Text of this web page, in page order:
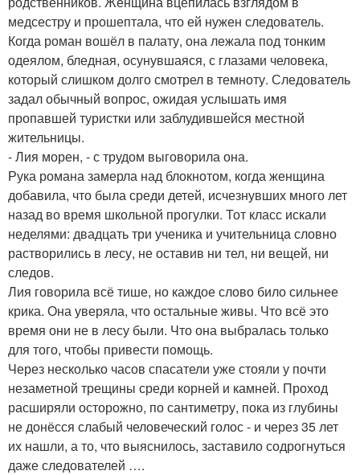
медсестру и прошептала, что ей нужен следователь.
Когда роман вошёл в палату, она лежала под тонким
одеялом, бледная, осунувшаяся, с глазами человека,
который слишком долго смотрел в темноту. Следователь
задал обычный вопрос, ожидая услышать имя
пропавшей туристки или заблудившейся местной
жительницы.
- Лия морен, - с трудом выговорила она.
Рука романа замерла над блокнотом, когда женщина
добавила, что была среди детей, исчезнувших много лет
назад во время школьной прогулки. Тот класс искали
неделями: двадцать три ученика и учительница словно
растворились в лесу, не оставив ни тел, ни вещей, ни
следов.
Лия говорила всё тише, но каждое слово било сильнее
крика. Она уверяла, что остальные живы. Что всё это
время они не в лесу были. Что она выбралась только
для того, чтобы привести помощь.
Через несколько часов спасатели уже стояли у почти
незаметной трещины среди корней и камней. Проход
расширяли осторожно, по сантиметру, пока из глубины
не донёсся слабый человеческий голос - и через 35 лет
их нашли, а то, что выяснилось, заставило содрогнуться
даже следователей ….